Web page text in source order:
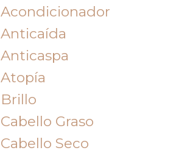
Acondicionador
Anticaída
Anticaspa
Atopía
Brillo
Cabello Graso
Cabello Seco